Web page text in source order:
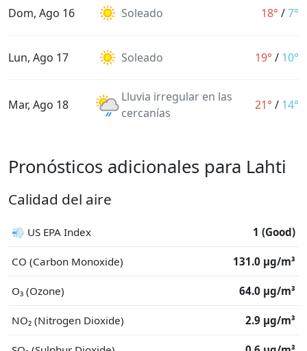
Dom, Ago 16 Soleado 18° /7°
Lun, Ago 17 Soleado 19° / 10°
Mar, Ago 18
Lluvia irregular en las
cercanías
21° / 14°
Pronósticos adicionales para Lahti
Calidad del aire
💨 US EPA Index 1 (Good)
CO (Carbon Monoxide) 131.0 μg/m³
O₃ (Ozone) 64.0 μg/m³
NO₂ (Nitrogen Dioxide) 2.9 μg/m³